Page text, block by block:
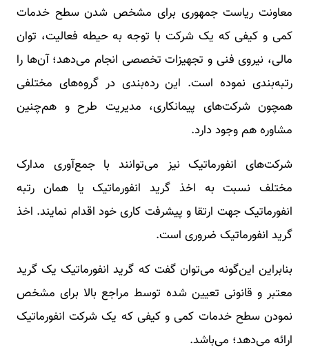
معاونت ریاست جمهوری برای مشخص شدن سطح خدمات
کمی و کیفی که یک شرکت با توجه به حیطه فعالیت، توان
مالی، نیروی فنی و تجهیزات تخصصی انجام می‌دهد؛ آن‌ها را
رتبه‌بندی نموده است. این رده‌بندی در گروه‌های مختلفی
همچون شرکت‌های پیمانکاری، مدیریت طرح و هم‌چنین
مشاوره هم وجود دارد.
شرکت‌های انفورماتیک نیز می‌توانند با جمع‌آوری مدارک
مختلف نسبت به اخذ گرید انفورماتیک یا همان رتبه
انفورماتیک جهت ارتقا و پیشرفت کاری خود اقدام نمایند. اخذ
گرید انفورماتیک ضروری است.
بنابراین این‌گونه می‌توان گفت که گرید انفورماتیک یک گرید
معتبر و قانونی تعیین شده توسط مراجع بالا برای مشخص
نمودن سطح خدمات کمی و کیفی که یک شرکت انفورماتیک
ارائه می‌دهد؛ می‌باشد.